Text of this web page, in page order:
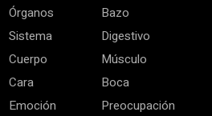
Órganos
Bazo
Sistema
Digestivo
Cuerpo
Músculo
Cara
Boca
Emoción
Preocupación